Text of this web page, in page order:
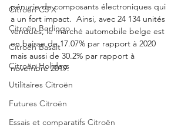
Citroën C5 X
Citroën Berlingo
Citroën Basalt
Citroën Holidays
Utilitaires Citroën
Futures Citroën
Essais et comparatifs Citroën
pénurie de composants électroniques qui
a un fort impact.  Ainsi, avec 24 134 unités
vendues, le marché automobile belge est
en baisse de 17.07% par rapport à 2020
mais aussi de 30.2% par rapport à
novembre 2019.